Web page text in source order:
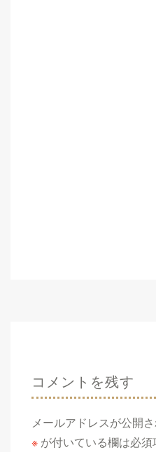
コメントを残す
メールアドレスが公開
※ が付いている欄は必須